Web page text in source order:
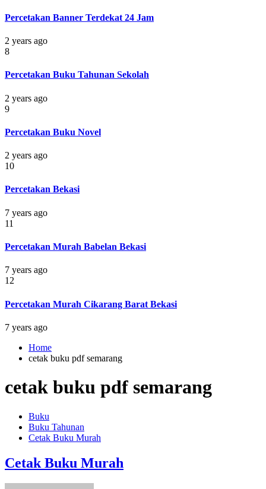
Percetakan Banner Terdekat 24 Jam
2 years ago
8
Percetakan Buku Tahunan Sekolah
2 years ago
9
Percetakan Buku Novel
2 years ago
10
Percetakan Bekasi
7 years ago
11
Percetakan Murah Babelan Bekasi
7 years ago
12
Percetakan Murah Cikarang Barat Bekasi
7 years ago
Home
cetak buku pdf semarang
cetak buku pdf semarang
Buku
Buku Tahunan
Cetak Buku Murah
Cetak Buku Murah